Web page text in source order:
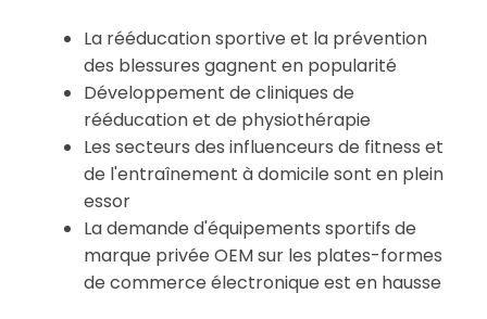
La rééducation sportive et la prévention
des blessures gagnent en popularité
Développement de cliniques de
rééducation et de physiothérapie
Les secteurs des influenceurs de fitness et
de l'entraînement à domicile sont en plein
essor
La demande d'équipements sportifs de
marque privée OEM sur les plates-formes
de commerce électronique est en hausse